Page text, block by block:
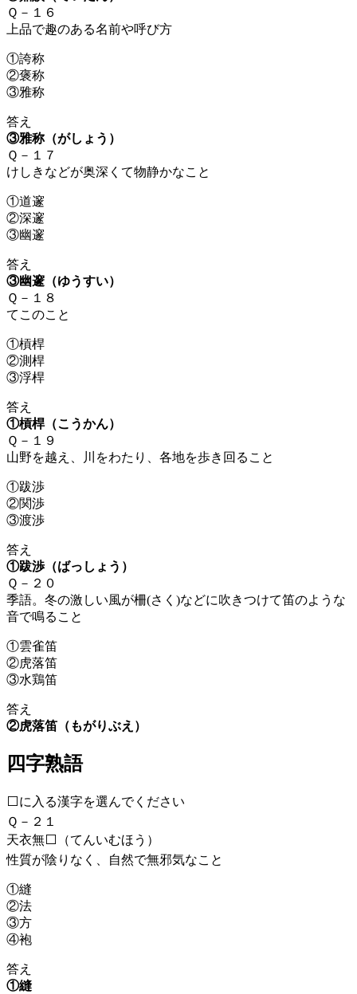
Ｑ－１６
上品で趣のある名前や呼び方
①誇称
②褒称
③雅称
答え
③雅称（がしょう）
Ｑ－１７
けしきなどが奥深くて物静かなこと
①道邃
②深邃
③幽邃
答え
③幽邃（ゆうすい）
Ｑ－１８
てこのこと
①槓桿
②測桿
③浮桿
答え
①槓桿（こうかん）
Ｑ－１９
山野を越え、川をわたり、各地を歩き回ること
①跋渉
②関渉
③渡渉
答え
①跋渉（ばっしょう）
Ｑ－２０
季語。冬の激しい風が柵(さく)などに吹きつけて笛のような
音で鳴ること
①雲雀笛
②虎落笛
③水鶏笛
答え
②虎落笛（もがりぶえ）
四字熟語
⬜に入る漢字を選んでください
Ｑ－２１
天衣無⬜（てんいむほう）
性質が陰りなく、自然で無邪気なこと
①縫
②法
③方
④袍
答え
①縫